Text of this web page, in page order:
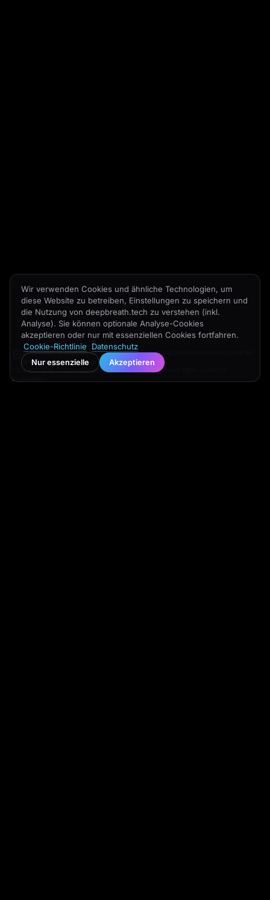
Im Einsatz in Qualitätsmanagement, Ausbildung und Innovationsprojekten
an führenden Kliniken in den USA und der EU.
*Die klinische Entscheidungsunterstützung ist noch nicht MDR- und FDA-
zugelassen.
Wir verwenden Cookies und ähnliche Technologien, um
diese Website zu betreiben, Einstellungen zu speichern und
die Nutzung von deepbreath.tech zu verstehen (inkl.
Analyse). Sie können optionale Analyse-Cookies
akzeptieren oder nur mit essenziellen Cookies fortfahren.
Cookie-Richtlinie
Datenschutz
Nur essenzielle Akzeptieren